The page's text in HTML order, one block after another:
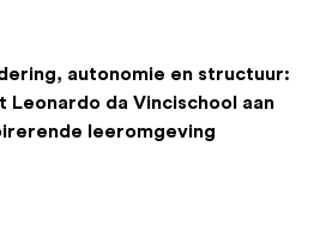
autonomie en structuur:
Leonardo da Vincischool aan
leeromgeving